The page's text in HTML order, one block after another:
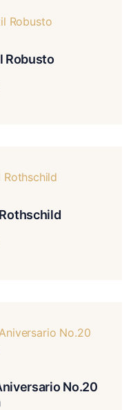
Robusto
No.20